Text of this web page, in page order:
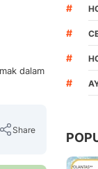
dalam
Share
#
#
#
#